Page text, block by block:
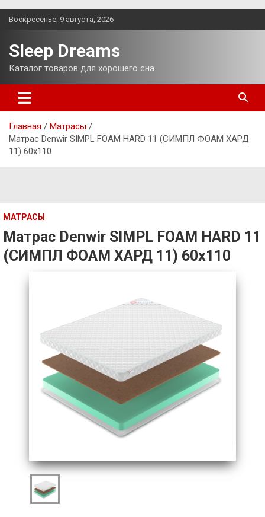
Перейти
Воскресенье, 9 августа, 2026
Sleep Dreams
Каталог товаров для хорошего сна.
Главная
Матрасы
Матрас Denwir SIMPL FOAM HARD 11 (СИМПЛ ФОАМ ХАРД
11) 60х110
МАТРАСЫ
Матрас Denwir SIMPL FOAM HARD 11
(СИМПЛ ФОАМ ХАРД 11) 60х110